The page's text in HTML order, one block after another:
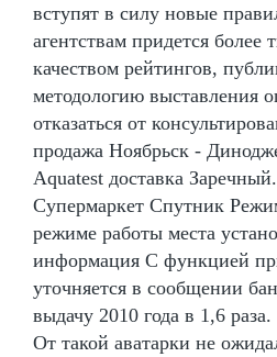
вступят в силу новые
агентствам придется более
качеством рейтингов,
методологию выставления
отказаться от
продажа Ноябрьск -
Aquatest доставка
Супермаркет Спутник
режиме работы места
информация С функцией
уточняется в сообщении
выдачу 2010 года в 1,6 раза.
От такой аватарки не